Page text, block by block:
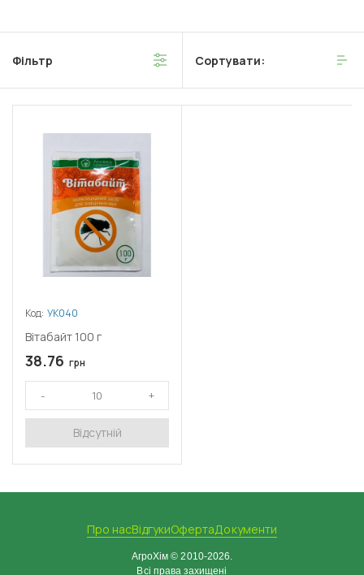
Фільтр Сортувати:
Код: УК040
Вітабайт 100 г
38.76 грн
Відсутній
Про насВідгукиОфертаДокументи
АгроХім © 2010-2026.
Всі права захищені